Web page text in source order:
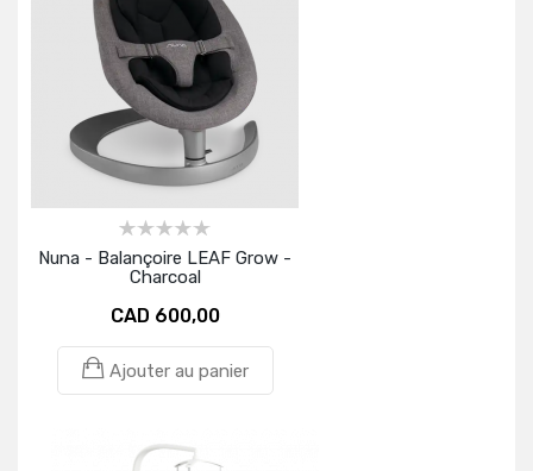
Nuna - Balançoire LEAF Grow -
Charcoal
CAD 600,00
Ajouter au panier